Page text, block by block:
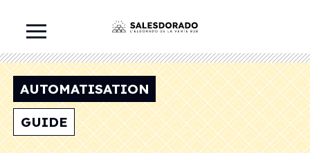
AUTOMATISATION
GUIDE